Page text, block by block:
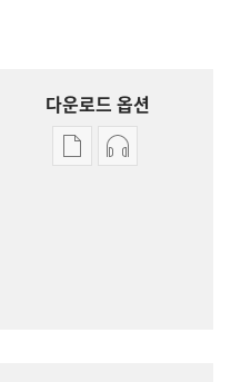
다운로드 옵션
출판물오디오